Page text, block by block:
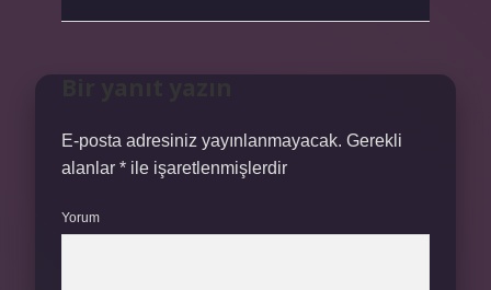
E-posta adresiniz yayınlanmayacak. Gerekli
alanlar * ile işaretlenmişlerdir
Yorum